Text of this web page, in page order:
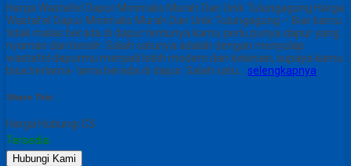
Harga Wastafel Dapur Minimalis Murah Dan Unik Tulungagung Harga
Wastafel Dapur Minimalis Murah Dan Unik Tulungagung – Biar kamu
tidak malas berada di dapur tentunya kamu perlu punya dapur yang
nyaman dan bersih. Salah satunya adalah dengan menyulap
wastafel dapurmu menjadi lebih modern dan kekinian, supaya kamu
bisa berlama- lama berada di dapur. Salah satu… selengkapnya
Share This :
Harga Hubungi CS
Tersedia
Hubungi Kami